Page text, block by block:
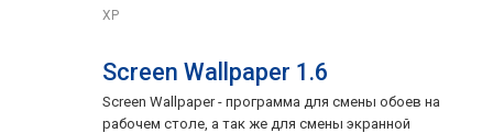
XP
Screen Wallpaper 1.6
Screen Wallpaper - программа для смены обоев на
рабочем столе, а так же для смены экранной